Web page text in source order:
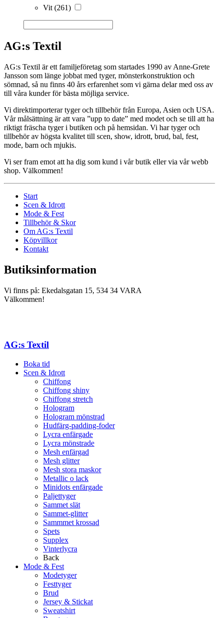
Vit (261)
AG:s Textil
AG:s Textil är ett familjeföretag som startades 1990 av Anne-Grete
Jansson som länge jobbat med tyger, mönsterkonstruktion och
sömnad, så nu finns 40 års erfarenhet som vi gärna delar med oss av
till våra kunder för bästa möjliga service.
Vi direktimporterar tyger och tillbehör från Europa, Asien och USA.
Vår målsättning är att vara ”upp to date” med modet och se till att ha
riktigt fräscha tyger i butiken och på hemsidan. Vi har tyger och
tillbehör av högsta kvalitet till scen, show, idrott, brud, bal, fest,
mode, barn och mjukis.
Vi ser fram emot att ha dig som kund i vår butik eller via vår webb
shop. Välkommen!
Start
Scen & Idrott
Mode & Fest
Tillbehör & Skor
Om AG:s Textil
Köpvillkor
Kontakt
Butiksinformation
Vi finns på: Ekedalsgatan 15, 534 34 VARA
Välkommen!
AG:s Textil
Boka tid
Scen & Idrott
Chiffong
Chiffong shiny
Chiffong stretch
Hologram
Hologram mönstrad
Hudfärg-padding-foder
Lycra enfärgade
Lycra mönstrade
Mesh enfärgad
Mesh glitter
Mesh stora maskor
Metallic o lack
Minidots enfärgade
Paljettyger
Sammet slät
Sammet-glitter
Sammmet krossad
Spets
Supplex
Vinterlycra
Back
Mode & Fest
Modetyger
Festtyger
Brud
Jersey & Stickat
Sweatshirt